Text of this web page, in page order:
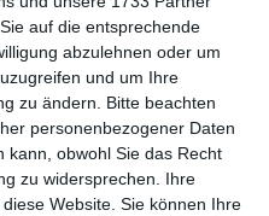
auf die entsprechende
abzulehnen oder um
und um Ihre
zu ändern.
Bitte beachten
personenbezogener Daten
kann, obwohl Sie das Recht
zu widersprechen. Ihre
Website. Sie können Ihre